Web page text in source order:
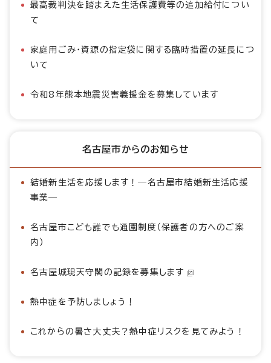
最高裁判決を踏まえた生活保護費等の追加給付につい
て
家庭用ごみ・資源の指定袋に関する臨時措置の延長につ
いて
令和8年熊本地震災害義援金を募集しています
名古屋市からのお知らせ
結婚新生活を応援します！―名古屋市結婚新生活応援
事業―
名古屋市こども誰でも通園制度（保護者の方へのご案
内）
名古屋城現天守閣の記録を募集します
熱中症を予防しましょう！
これからの暑さ大丈夫？熱中症リスクを見てみよう！